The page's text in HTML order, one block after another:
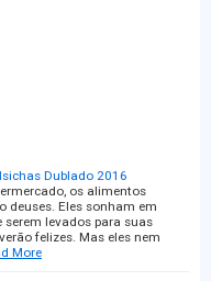
Dublado 2016
os alimentos
deuses. Eles sonham em
serem levados para suas
felizes. Mas eles nem
More